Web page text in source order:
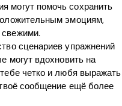
могут помочь сохранить
эмоциям,
сценариев упражнений
могут вдохновить на
четко и любя выражать
сообщение ещё более